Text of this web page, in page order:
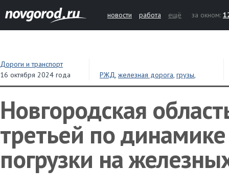
новости работа ещё за окном:
Дороги и транспорт
16 октября 2024 года
РЖД, железная дорога, грузы,
транспорт
Новгородская
третьей по
погрузки на